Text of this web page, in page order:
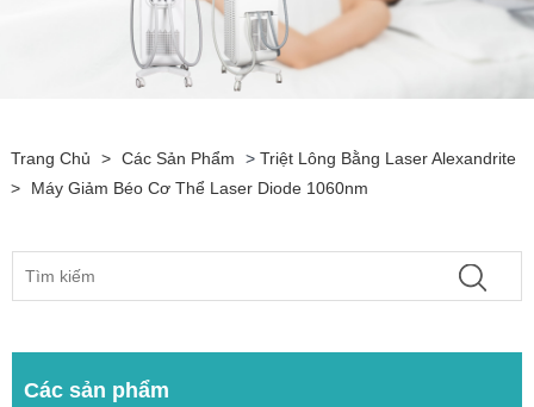
Trang Chủ > Các Sản Phẩm > Triệt Lông Bằng Laser Alexandrite
>
Máy Giảm Béo Cơ Thể Laser Diode 1060nm
Các sản phẩm